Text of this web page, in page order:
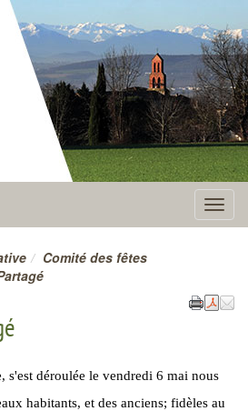
FORT
Menu
Comité des fêtes
s'est déroulée le vendredi 6 mai nous
habitants, et des anciens; fidèles au